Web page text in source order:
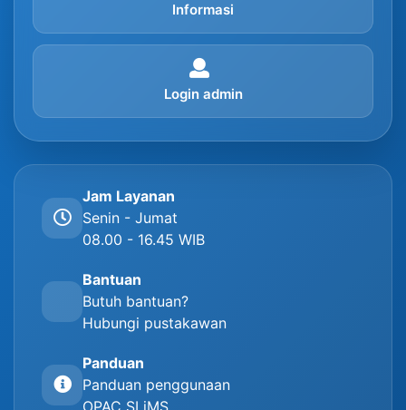
Informasi
Login admin
Jam Layanan
Senin - Jumat
08.00 - 16.45 WIB
Bantuan
Butuh bantuan?
Hubungi pustakawan
Panduan
Panduan penggunaan